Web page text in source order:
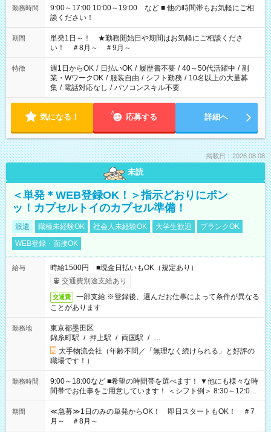
勤務時間
9:00～17:00 10:00～19:00 など ■ 他の時間帯もお気軽にご相
談ください！
期間
単発1日～！ ★勤務開始日や期間はお気軽にご相談くださ
い！ ＃8月～ ＃9月～
特徴 週1日からOK / 日払いOK / 履歴書不要 / 40～50代活躍中 / 副
業・WワークOK / 服装自由 / シフト勤務 / 10名以上の大量募
集 / 電話対応なし / パソコンスキル不要
気になる！ 応募する 詳細へ
掲載日：2026.08.08
未読
＜単発＊WEB登録OK！＞指示どおりにポン
ッ！カプセルトイのカプセル準備！
派遣 職種未経験OK 社会人未経験OK 大学生歓迎
ブランクOK
WEB登録・面接OK
給与
時給1500円 ■現金日払いもOK（規定あり）
交通費別途支給あり
交通費
一部支給 ※登録後、選んだお仕事によって条件が異なる
ことがあります
勤務地
東京都墨田区
錦糸町駅 / 押上駅 / 両国駅 / …
大手物流会社（年齢不問／「無理なく続けられる」と好評の
職場です！）
勤務時間
9:00～18:00など ■希望の時間帯を選べます！ ▼他にも様々な時
間帯でお仕事をご用意しています！ ＜シフト例＞ 8:30～12:00
17:00～22:00 13:00～22:00 22:00～翌6:00 など
期間
≪急募≫1日のみの単発からOK！ 即日スタートもOK！ ＃7
月～ ＃8月～